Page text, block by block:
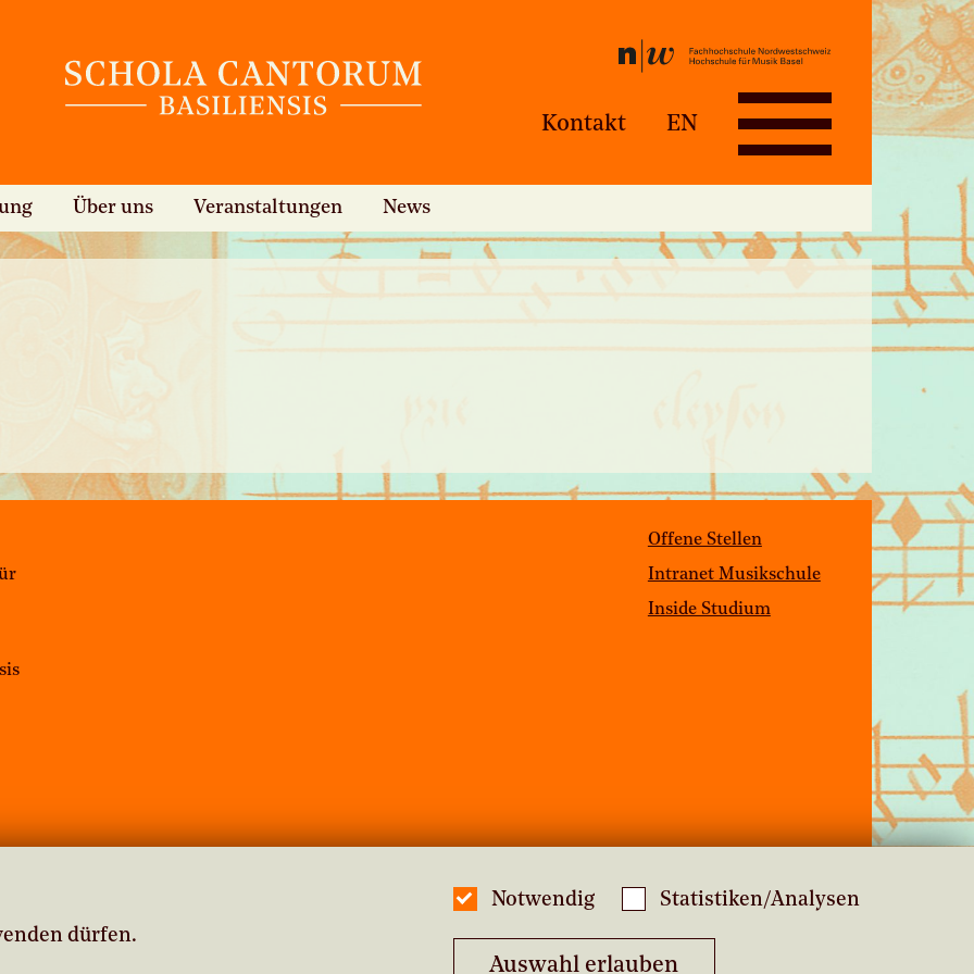
Kontakt EN
Über uns Veranstaltungen News
Offene Stellen
Intranet Musikschule
Inside Studium
dürfen.
Notwendig Statistiken/Analysen
Auswahl erlauben